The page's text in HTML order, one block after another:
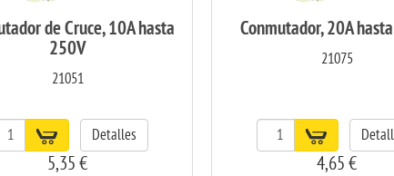
de Cruce, 10A hasta
250V
21051
Detalles
5,35 €
Conmutador, 20A
21075
4,65 €